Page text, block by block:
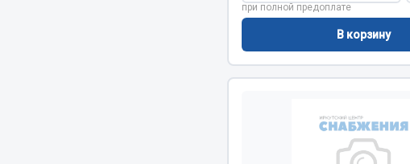
Весь раздел
Запчасти SHAANXI (SHACMAN) Запчасти FAW
Подвеска
Двигатель
Система охлаждения
при полной предоплате
В корзину